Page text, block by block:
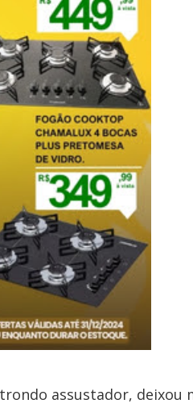
fortalecer a economia do
Adoração e arrecadação para
assustador, deixou